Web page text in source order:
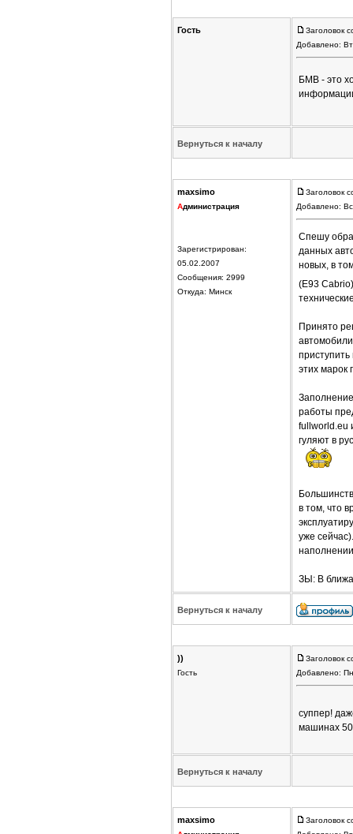
Гость
Заголовок
Добавлено:
БМВ - это
Вернуться к началу
maxsimo
Администрация
Зарегистрирован:
05.02.2007
Сообщения: 2999
Откуда: Минск
Заголовок
Добавлено:
Спешу
данных
новых, в
(E93
Принято
этих марок
работы
fullworld.eu
гуляют в
в том, что
уже
ЗЫ: В
Вернуться к началу
))
Гость
Заголовок
Добавлено:
суппер!
машинах
Вернуться к началу
maxsimo
Заголовок